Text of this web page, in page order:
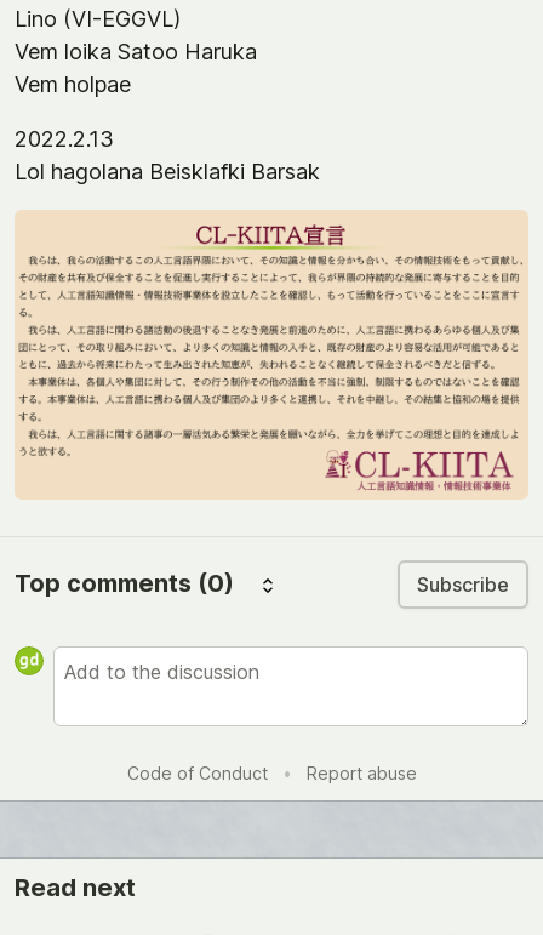
Lino (VI-EGGVL)
Vem loika Satoo Haruka
Vem holpae
2022.2.13
Lol hagolana Beisklafki Barsak
Top comments (0) Subscribe
Code of Conduct • Report abuse
Read next